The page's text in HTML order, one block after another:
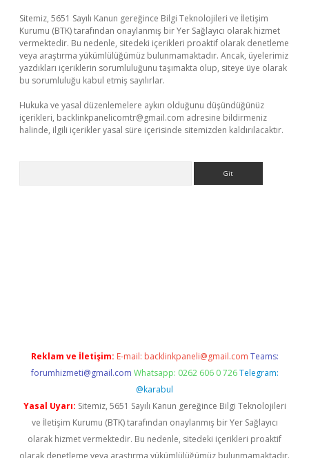
Sitemiz, 5651 Sayılı Kanun gereğince Bilgi Teknolojileri ve İletişim
Kurumu (BTK) tarafından onaylanmış bir Yer Sağlayıcı olarak hizmet
vermektedir. Bu nedenle, sitedeki içerikleri proaktif olarak denetleme
veya araştırma yükümlülüğümüz bulunmamaktadır. Ancak, üyelerimiz
yazdıkları içeriklerin sorumluluğunu taşımakta olup, siteye üye olarak
bu sorumluluğu kabul etmiş sayılırlar.
Hukuka ve yasal düzenlemelere aykırı olduğunu düşündüğünüz
içerikleri, backlinkpanelicomtr@gmail.com adresine bildirmeniz
halinde, ilgili içerikler yasal süre içerisinde sitemizden kaldırılacaktır.
Reklam ve İletişim: E-mail: backlinkpaneli@gmail.com Teams:
forumhizmeti@gmail.com Whatsapp: 0262 606 0 726 Telegram:
@karabul
Yasal Uyarı: Sitemiz, 5651 Sayılı Kanun gereğince Bilgi Teknolojileri
ve İletişim Kurumu (BTK) tarafından onaylanmış bir Yer Sağlayıcı
olarak hizmet vermektedir. Bu nedenle, sitedeki içerikleri proaktif
olarak denetleme veya araştırma yükümlülüğümüz bulunmamaktadır.